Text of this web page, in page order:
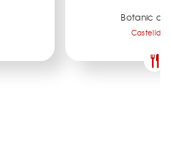
Botanic